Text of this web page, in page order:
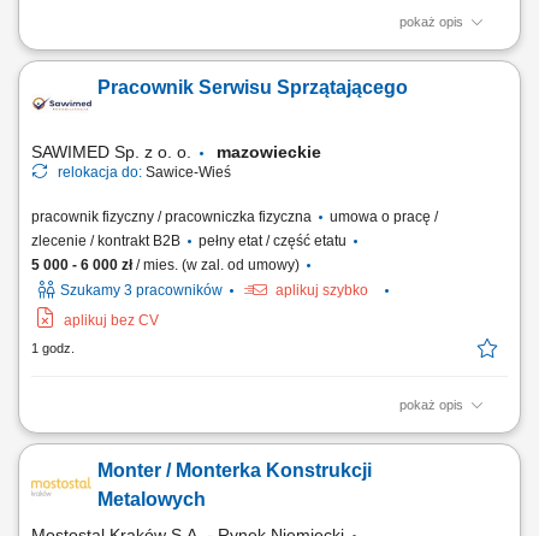
pokaż opis
Zakres obowiązków Czytanie i składanie z rysunku technicznego
mostowe), Sczepianie metodą MAG, Posługiwanie się palnikiem
acetylenowym lub na propan-butan.
Pracownik Serwisu Sprzątającego
SAWIMED Sp. z o. o. mazowieckie
relokacja do: Sawice-Wieś
pracownik fizyczny / pracowniczka fizyczna
umowa o pracę /
zlecenie / kontrakt B2B
pełny etat / część etatu
5 000 - 6 000 zł/ mies. (w zal. od umowy)
Szukamy 3 pracowników
aplikuj szybko
aplikuj bez CV
1 godz.
pokaż opis
Opis stanowiska Utrzymywanie czystości w wyznaczonych strefach
korytarzy, sanitariatów. Opróżnianie koszy na śmieci i segregacja
odpadów. Dbałość o zapas środków czystości i materiałów
Monter / Monterka Konstrukcji
Metalowych